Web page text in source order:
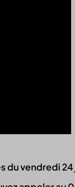
vendredi 24